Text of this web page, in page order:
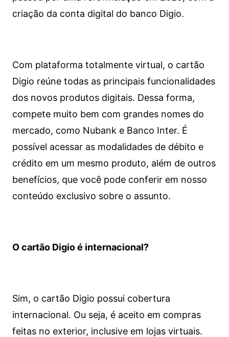
criação da conta digital do banco Digio.
Com plataforma totalmente virtual, o cartão
Digio reúne todas as principais funcionalidades
dos novos produtos digitais. Dessa forma,
compete muito bem com grandes nomes do
mercado, como Nubank e Banco Inter. É
possível acessar as modalidades de débito e
crédito em um mesmo produto, além de outros
benefícios, que você pode conferir em nosso
conteúdo exclusivo sobre o assunto.
O cartão Digio é internacional?
Sim, o cartão Digio possui cobertura
internacional. Ou seja, é aceito em compras
feitas no exterior, inclusive em lojas virtuais.